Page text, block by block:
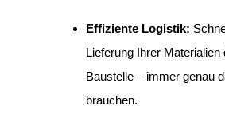
Effiziente Logistik:
Lieferung Ihrer Materialien
Baustelle – immer genau
brauchen.